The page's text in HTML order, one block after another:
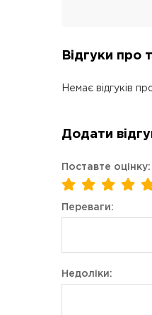
Відгуки про
Немає відгуків
Додати
Поставте оцінку:
Переваги:
Недоліки: